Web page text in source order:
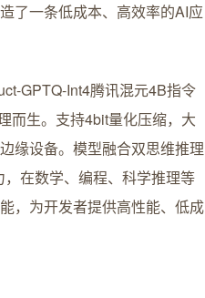
了一条低成本、高效率的AI应
GPTQ-Int4腾讯混元4B指令
而生。支持4bit量化压缩，大
缘设备。模型融合双思维推理
在数学、编程、科学推理等
，为开发者提供高性能、低成